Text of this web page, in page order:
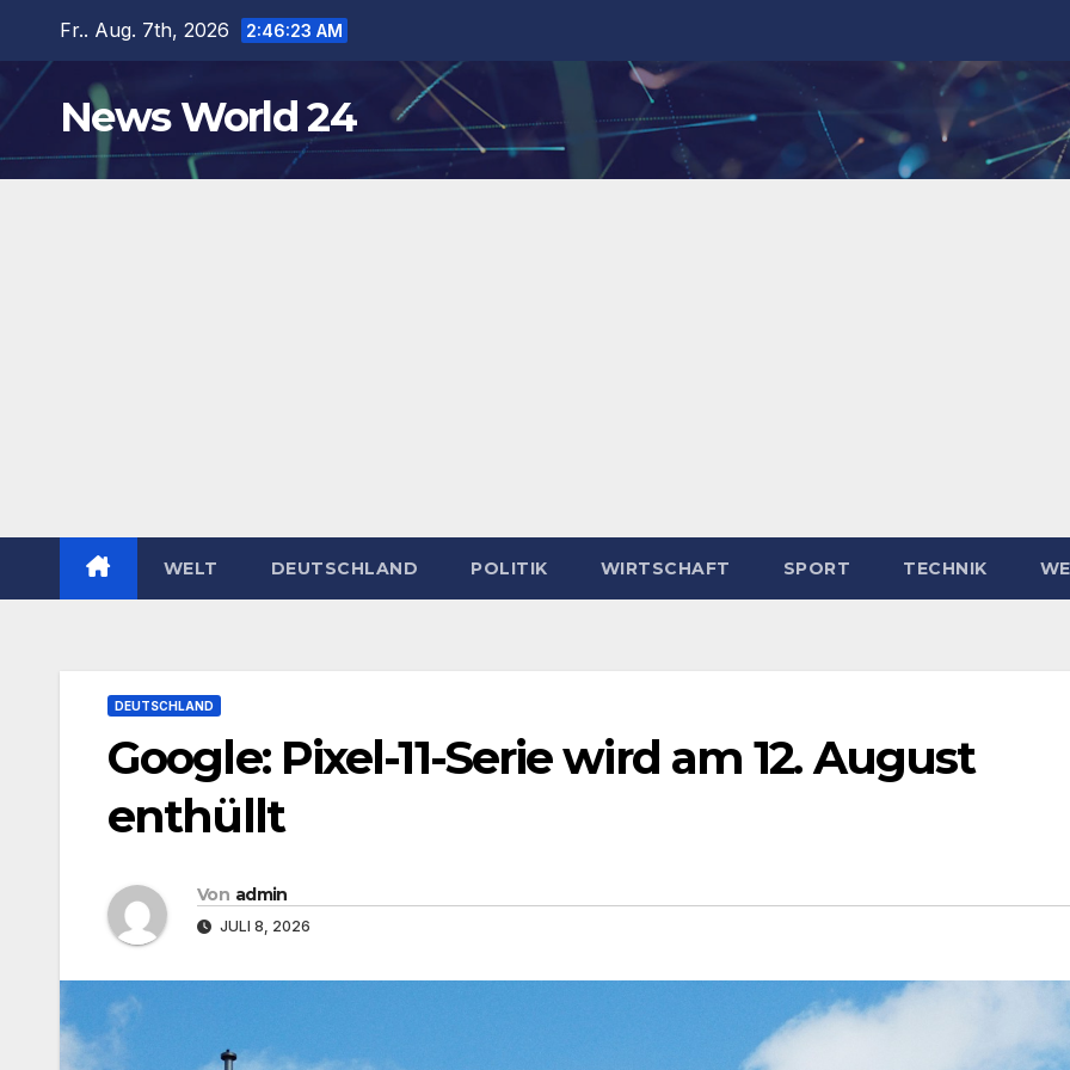
springen
Fr.. Aug. 7th, 2026 2:46:24 AM
News World 24
WELT DEUTSCHLAND POLITIK WIRTSCHAFT SPORT TECHNIK
DEUTSCHLAND
Google: Pixel-11-Serie wird am 12. August
enthüllt
Von admin
JULI 8, 2026